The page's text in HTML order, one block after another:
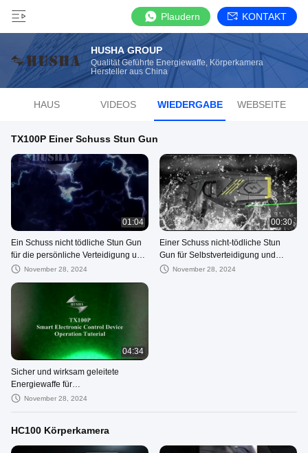
Plaudern KONTAKT
HUSHA GROUP
Qualität Geführte Energiewaffe, Körperkamera
Hersteller aus China
HAUS VIDEOS WIEDERGABE WEBSEITE
TX100P Einer Schuss Stun Gun
01:04
Ein Schuss nicht tödliche Stun Gun
für die persönliche Verteidigung und
Massenkontrolle
November 28, 2024
00:30
Einer Schuss nicht-tödliche Stun
Gun für Selbstverteidigung und
Aufruhrbekämpfung Aktivitäten
November 28, 2024
04:34
Sicher und wirksam geleitete
Energiewaffe für
Strafverfolgungsbehörden
November 28, 2024
HC100 Körperkamera